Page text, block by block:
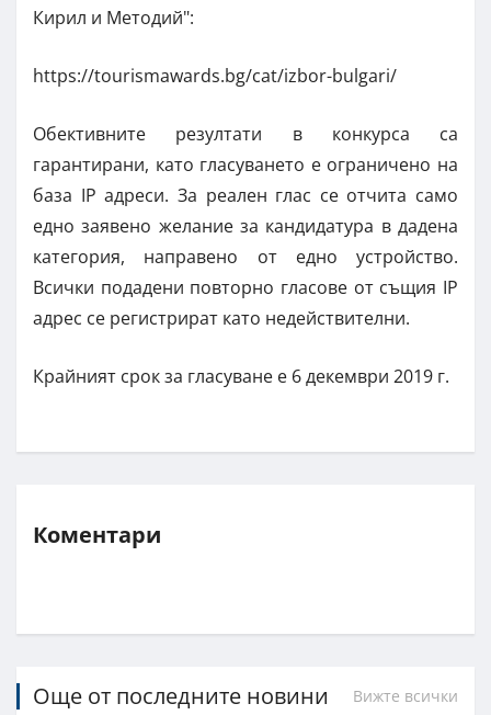
Кирил и Методий":
https://tourismawards.bg/cat/izbor-bulgari/
Обективните резултати в конкурса са
гарантирани, като гласуването е ограничено на
база IP адреси. За реален глас се отчита само
едно заявено желание за кандидатура в дадена
категория, направено от едно устройство.
Всички подадени повторно гласове от същия IP
адрес се регистрират като недействителни.
Крайният срок за гласуване е 6 декември 2019 г.
Коментари
Още от последните новини Вижте всички